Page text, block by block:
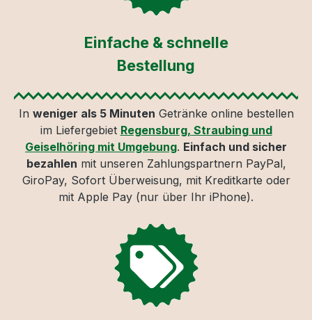
Einfache & schnelle
Bestellung
In weniger als 5 Minuten Getränke online bestellen
im Liefergebiet Regensburg, Straubing und
Geiselhöring mit Umgebung. Einfach und sicher
bezahlen mit unseren Zahlungspartnern PayPal,
GiroPay, Sofort Überweisung, mit Kreditkarte oder
mit Apple Pay (nur über Ihr iPhone).